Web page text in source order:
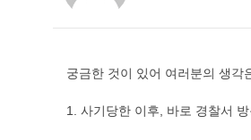
궁금한 것이 있어 여러분의 생각
1. 사기당한 이후, 바로 경찰서